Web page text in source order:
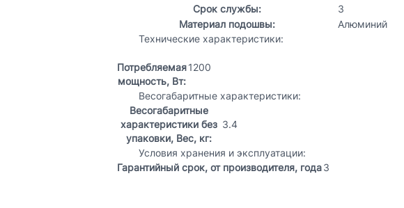
Срок службы:
3
Материал подошвы:
Алюминий
Технические характеристики:
Потребляемая
мощность, Вт:
1200
Весогабаритные характеристики:
Весогабаритные
характеристики без
упаковки, Вес, кг:
3.4
Условия хранения и эксплуатации:
Гарантийный срок, от производителя, года3